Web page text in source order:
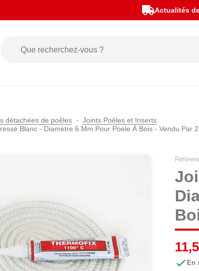
Préparé et expédié
Actualités
détachées de poêles
Joints Poêles et Inserts
Blanc - Diamètre 6 Mm Pour Poele À Bois - Vendu Par
 En